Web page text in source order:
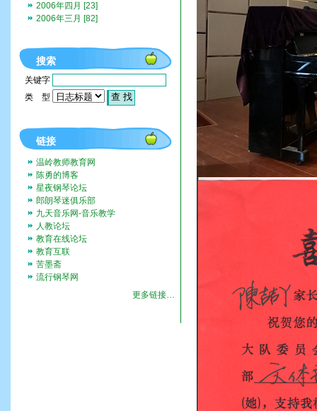
2006年四月 [23]
2006年三月 [82]
搜索
关键字
类 型
链接
温岭教师教育网
陈勇的博客
星夜钢琴论坛
郎朗琴迷俱乐部
九天音乐网-音乐教学
人教论坛
教育在线论坛
教育互联
苦墨斋
流行钢琴网
更多链接…